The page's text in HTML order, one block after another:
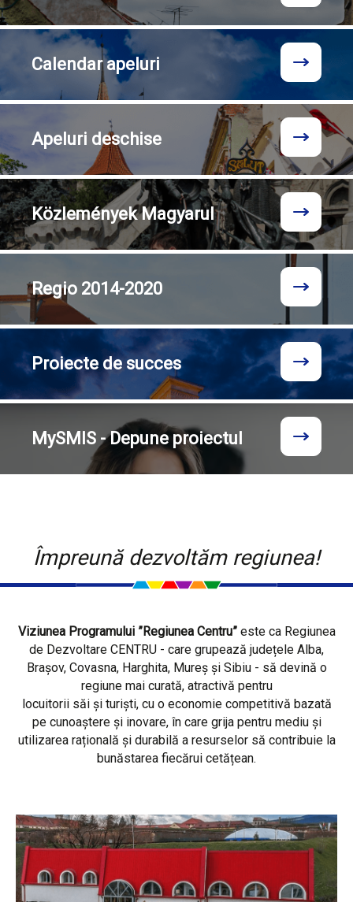
Calendarapeluri
Apeluri deschise
KözleményekMagyarul
Regio 2014-2020
Proiecte de succes
MySMIS - Depune proiectul
Împreună dezvoltăm regiunea!
Viziunea Programului ”Regiunea Centru”este ca Regiunea
de Dezvoltare CENTRU - care grupează județele Alba,
Brașov, Covasna, Harghita, Mureș și Sibiu - să devină o
regiune mai curată, atractivă pentru
locuitorii săi și turiști, cu o economie competitivă bazată
pe cunoaștere și inovare, în care grija pentru mediu și
utilizarea rațională și durabilă a resurselor să contribuie la
bunăstarea fiecărui cetățean.